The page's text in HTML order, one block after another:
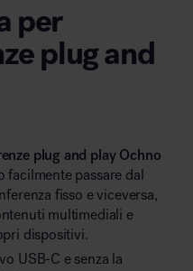
per
plug and
plug and play Ochno
facilmente passare dal
fisso e viceversa,
multimediali e
dispositivi.
USB-C e senza la